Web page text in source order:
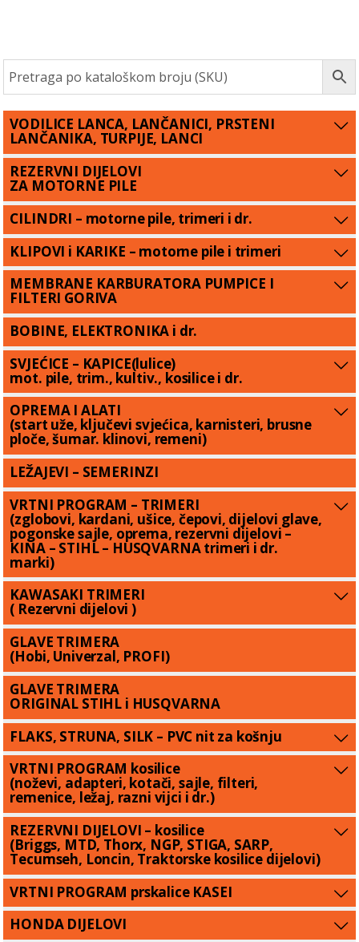
VODILICE LANCA, LANČANICI, PRSTENI
LANČANIKA, TURPIJE, LANCI
REZERVNI DIJELOVI
ZA MOTORNE PILE
CILINDRI – motorne pile, trimeri i dr.
KLIPOVI i KARIKE – motorne pile i trimeri
MEMBRANE KARBURATORA PUMPICE I
FILTERI GORIVA
BOBINE, ELEKTRONIKA i dr.
SVJEĆICE – KAPICE(lulice)
mot. pile, trim., kultiv., kosilice i dr.
OPREMA I ALATI
(start uže, ključevi svjećica, karnisteri, brusne
ploče, šumar. klinovi, remeni)
LEŽAJEVI – SEMERINZI
VRTNI PROGRAM – TRIMERI
(zglobovi, kardani, ušice, čepovi, dijelovi glave,
pogonske sajle, oprema, rezervni dijelovi –
KINA – STIHL – HUSQVARNA trimeri i dr.
marki)
KAWASAKI TRIMERI
( Rezervni dijelovi )
GLAVE TRIMERA
(Hobi, Univerzal, PROFI)
GLAVE TRIMERA
ORIGINAL STIHL i HUSQVARNA
FLAKS, STRUNA, SILK – PVC nit za košnju
VRTNI PROGRAM kosilice
(noževi, adapteri, kotači, sajle, filteri,
remenice, ležaj, razni vijci i dr.)
REZERVNI DIJELOVI – kosilice
(Briggs, MTD, Thorx, NGP, STIGA, SARP,
Tecumseh, Loncin, Traktorske kosilice dijelovi)
VRTNI PROGRAM prskalice KASEI
HONDA DIJELOVI